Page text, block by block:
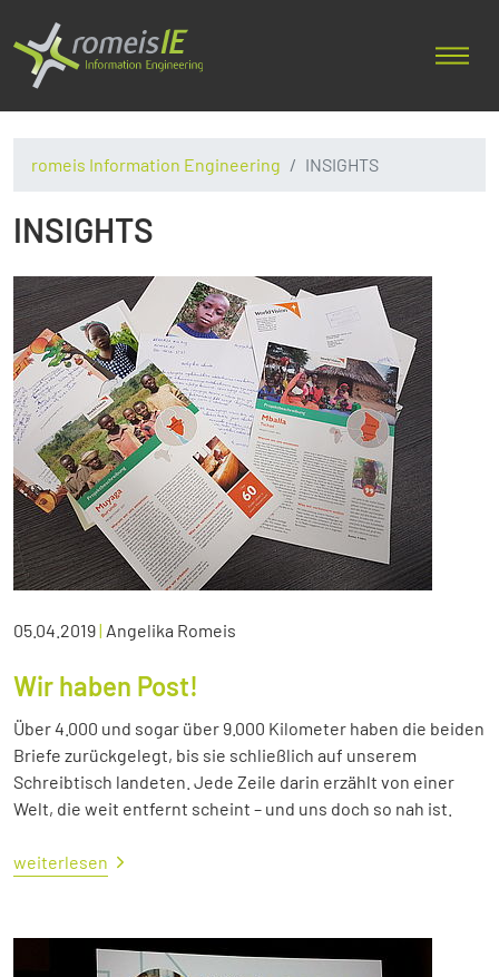
romeis Information Engineering INSIGHTS
INSIGHTS
05.04.2019| Angelika Romeis
Wir haben Post!
Über 4.000 und sogar über 9.000 Kilometer haben die beiden
Briefe zurückgelegt, bis sie schließlich auf unserem
Schreibtisch landeten. Jede Zeile darin erzählt von einer
Welt, die weit entfernt scheint – und uns doch so nah ist.
weiterlesen